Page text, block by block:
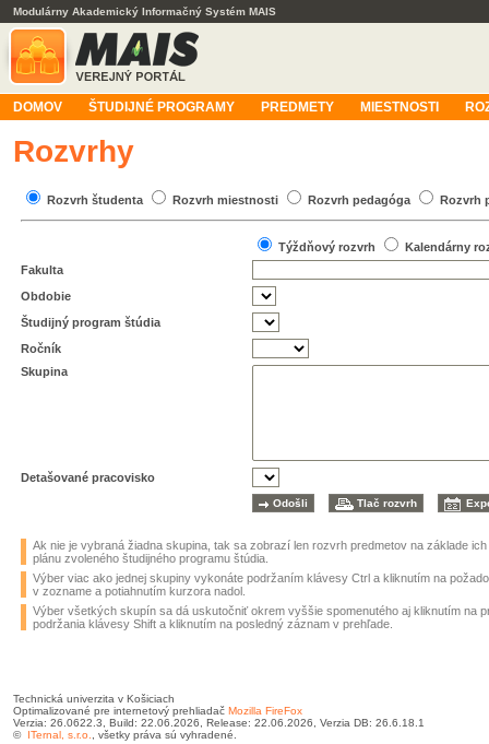
Modulárny Akademický Informačný Systém MAIS
DOMOV ŠTUDIJNÉ PROGRAMY PREDMETY MIESTNOSTI
Rozvrhy
Rozvrh študenta Rozvrh miestnosti Rozvrh pedagóga Rozvrh
Týždňový rozvrh
Kalendárny
Fakulta
Obdobie
Študijný program štúdia
Ročník
Skupina
Detašované pracovisko
Ak nie je vybraná žiadna skupina, tak sa zobrazí len rozvrh predmetov na základe
plánu zvoleného študijného programu štúdia.
Výber viac ako jednej skupiny vykonáte podržaním klávesy Ctrl a kliknutím na
v zozname a potiahnutím kurzora nadol.
Výber všetkých skupín sa dá uskutočniť okrem vyššie spomenutého aj kliknutím na
podržania klávesy Shift a kliknutím na posledný záznam v prehľade.
Technická univerzita v Košiciach
Optimalizované pre internetový prehliadač Mozilla FireFox
Verzia: 26.0622.3, Build: 22.06.2026, Release: 22.06.2026, Verzia DB: 26.6.18.1
© ITernal, s.r.o. , všetky práva sú vyhradené.